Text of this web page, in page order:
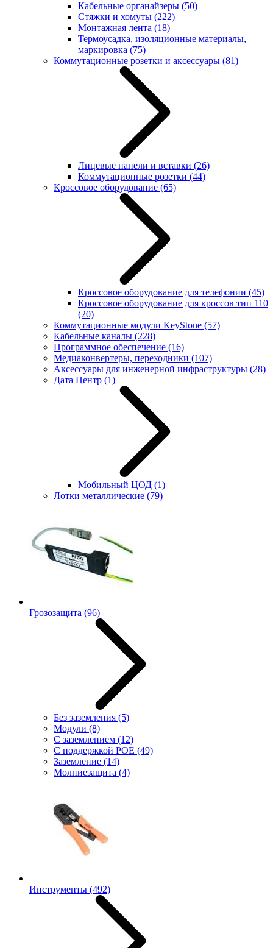
Кабельные органайзеры (50)
Стяжки и хомуты (222)
Монтажная лента (18)
Термоусадка, изоляционные материалы,
маркировка (75)
Коммутационные розетки и аксессуары (81)
Лицевые панели и вставки (26)
Коммутационные розетки (44)
Кроссовое оборудование (65)
Кроссовое оборудование для телефонии (45)
Кроссовое оборудование для кроссов тип 110
(20)
Коммутационные модули KeyStone (57)
Кабельные каналы (228)
Программное обеспечение (16)
Медиаконвертеры, переходники (107)
Аксессуары для инженерной инфраструктуры (28)
Дата Центр (1)
Мобильный ЦОД (1)
Лотки металлические (79)
Грозозащита (96)
Без заземления (5)
Модули (8)
С заземлением (12)
С поддержкой POE (49)
Заземление (14)
Молниезащита (4)
Инструменты (492)